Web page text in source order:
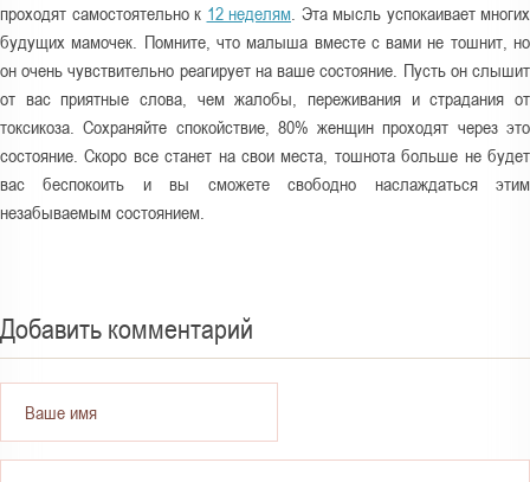
проходят самостоятельно к 12 неделям. Эта мысль успокаивает многих
будущих мамочек. Помните, что малыша вместе с вами не тошнит, но
он очень чувствительно реагирует на ваше состояние. Пусть он слышит
от вас приятные слова, чем жалобы, переживания и страдания от
токсикоза. Сохраняйте спокойствие, 80% женщин проходят через это
состояние. Скоро все станет на свои места, тошнота больше не будет
вас беспокоить и вы сможете свободно наслаждаться этим
незабываемым состоянием.
Добавить комментарий
Ваше имя